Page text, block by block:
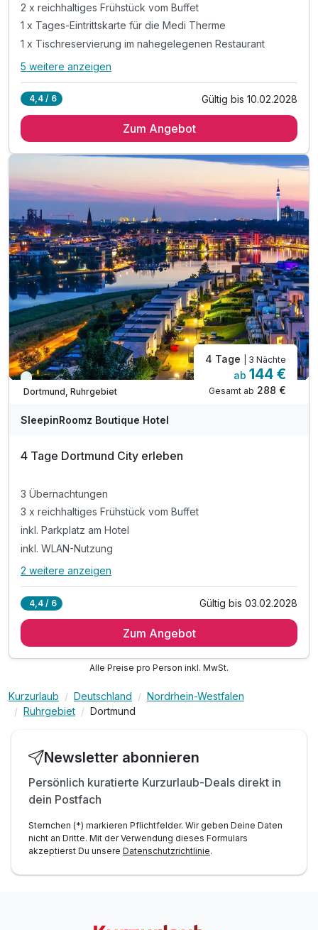
2 x reichhaltiges Frühstück vom Buffet
1 x Tages-Eintrittskarte für die Medi Therme
1 x Tischreservierung im nahegelegenen Restaurant
Alle Inklusivleistungen
2 x reichhaltiges Frühstück vom Buffet
1 x Tischreservierung im nahegelegenen Restaurant
1 x Sektflasche als Begrüssungsgetränk
inkl. Parkplatz am Hotel
inkl. WLAN-Nutzung Nutzung
Bitte beachten Sie, das vor Ort
keine Barzahlung möglich ist!
5 weitere anzeigen
4,4 / 6 Gültig bis 10.02.2028
Zum Angebot
Immer verfügbar
Dortmund, Ruhrgebiet
4 Tage | 3 Nächte
ab 144 €
Gesamt ab 288 €
SleepinRoomz Boutique Hotel
4 Tage Dortmund City erleben
3 Übernachtungen
3 x reichhaltiges Frühstück vom Buffet
inkl. Parkplatz am Hotel
inkl. WLAN-Nutzung
Alle Inklusivleistungen
3 x reichhaltiges Frühstück vom Buffet
inkl. WLAN-Nutzung
Barzahlung möglich ist!
2 weitere anzeigen
4,4 / 6 Gültig bis 03.02.2028
Zum Angebot
Alle Preise pro Person inkl. MwSt.
Kurzurlaub Deutschland
Nordrhein-Westfalen
Ruhrgebiet
Dortmund
Newsletter abonnieren
Persönlich kuratierte Kurzurlaub-Deals direkt in
dein Postfach
Sternchen (*) markieren Pflichtfelder. Wir geben Deine Daten
nicht an Dritte. Mit der Verwendung dieses Formulars
akzeptierst Du unsere Datenschutzrichtlinie.